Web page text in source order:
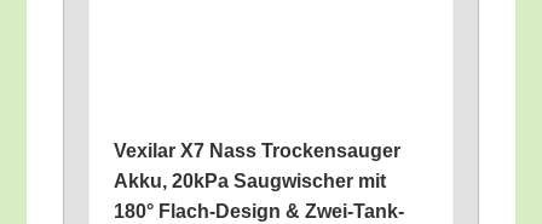
Vexilar X7 Nass Tro­cken­sau­ger
Akku, 20kPa Saug­wi­scher mit
180° Flach-Design & Zwei-Tank-